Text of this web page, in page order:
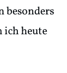
besonders
ich heute